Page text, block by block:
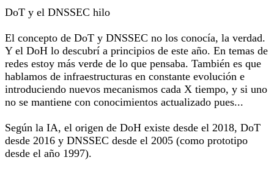
DoT y el DNSSEC hilo
El concepto de DoT y DNSSEC no los conocía, la verdad.
Y el DoH lo descubrí a principios de este año. En temas de
redes estoy más verde de lo que pensaba. También es que
hablamos de infraestructuras en constante evolución e
introduciendo nuevos mecanismos cada X tiempo, y si uno
no se mantiene con conocimientos actualizado pues...
Según la IA, el origen de DoH existe desde el 2018, DoT
desde 2016 y DNSSEC desde el 2005 (como prototipo
desde el año 1997).